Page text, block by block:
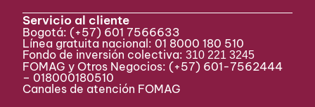
Servicio al cliente
Bogotá: (+57) 601 7566633
Línea gratuita nacional: 01 8000 180 510
Fondo de inversión colectiva:310 221 3245
FOMAG y Otros Negocios: (+57) 601-7562444
– 018000180510
Canales de atención FOMAG